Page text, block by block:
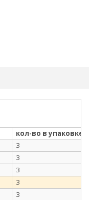
кол-во в упаковке
3
3
3
3
3